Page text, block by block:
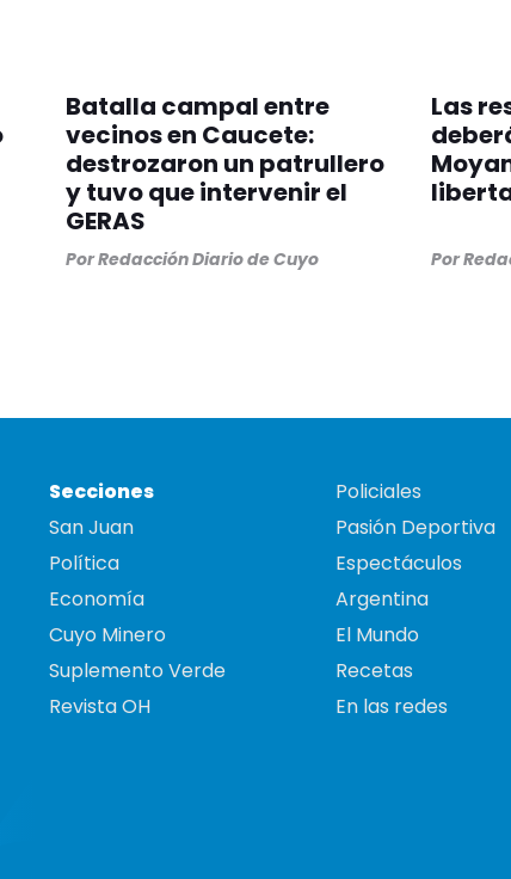
Batalla campal entre
vecinos en Caucete:
destrozaron un patrullero
y tuvo que intervenir el
GERAS
PorRedacción Diario de Cuyo
Las
Por
Secciones
San Juan
Política
Economía
Cuyo Minero
Suplemento Verde
Revista OH
Policiales
Pasión Deportiva
Espectáculos
Argentina
El Mundo
Recetas
En las redes